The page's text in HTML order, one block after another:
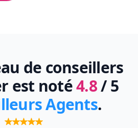
de conseillers
est noté4.8/ 5
Agents.